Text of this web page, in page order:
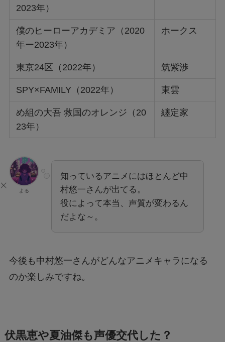
2023年）
僕のヒーローアカデミア（2020
年ー2023年）
ホークス
東京24区（2022年） 筑紫渉
SPY×FAMILY（2022年） 東雲
め組の大吾 救国のオレンジ（20
23年）
纏定家
よる
知っているアニメにはほとんど中
村悠一さんが出てる。
役によって本当、声質が変わるん
だよな～。
今後も中村悠一さんがどんなアニメキャラになる
のか楽しみですね。
伏黒恵や夏油傑も声優交代した？